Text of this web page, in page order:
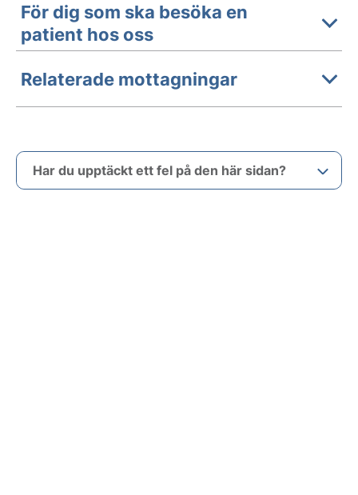
För dig som ska besöka en
patient hos oss
Relaterade mottagningar
Har du upptäckt ett fel på den här sidan?